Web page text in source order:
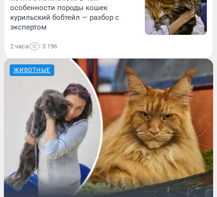
особенности породы кошек
курильский бобтейл — разбор с
экспертом
2 часа 3 196
ЖИВОТНЫЕ